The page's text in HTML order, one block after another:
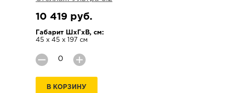
10 419 руб.
Габарит ШхГхВ, см:
45 х 45 х 197 см
В КОРЗИНУ